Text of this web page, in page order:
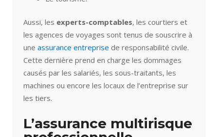
Aussi, les experts-comptables, les courtiers et
les agences de voyages sont tenus de souscrire à
une assurance entreprise de responsabilité civile.
Cette dernière prend en charge les dommages
causés par les salariés, les sous-traitants, les
machines ou encore les locaux de l’entreprise sur
les tiers.
L’assurance multirisque